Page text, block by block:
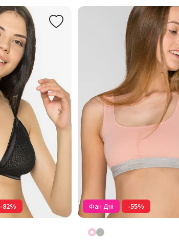
-82% Фан Дні -55%